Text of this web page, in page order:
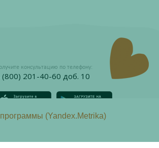
консультацию по телефону:
(800) 201-40-60 доб. 10
(Yandex.Metrika)